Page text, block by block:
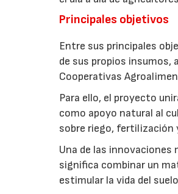
Principales objetivos
Entre sus principales
de sus propios insumos,
Cooperativas
Para ello, el proyecto
como apoyo natural al
sobre riego, fertilización
Una de las
significa combinar un
estimular la vida del